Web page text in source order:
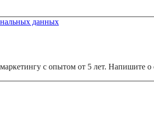
данных
с опытом от 5 лет. Напишите